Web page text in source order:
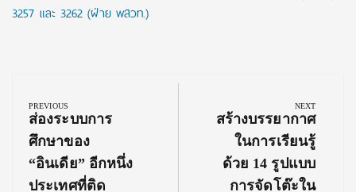
3257 และ 3262 (ฝ่าย พสวท.)
navigation
PREVIOUS
Previous
Post:
ส่องระบบการ
ศึกษาของ
“อินเดีย” อีกหนึ่ง
ประเทศที่ติด
NEXT
Next
Post:
สร้างบรรยากาศ
ในการเรียนรู้
ด้วย 14 รูปแบบ
การจัดโต๊ะใน